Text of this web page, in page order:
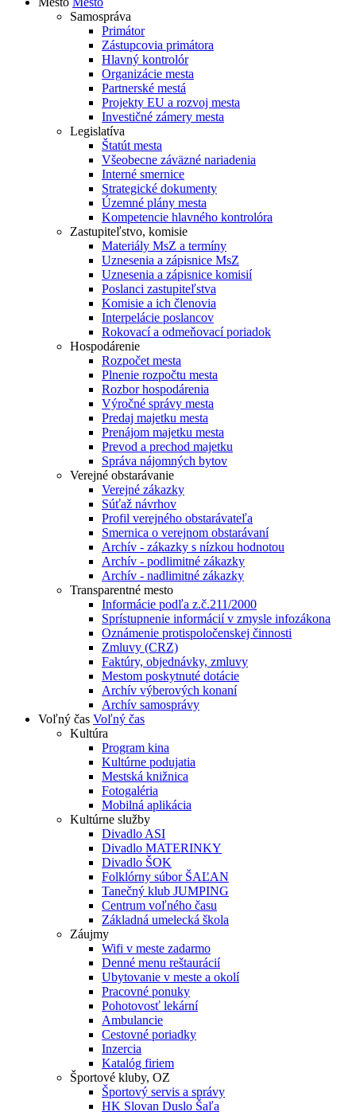
Samospráva
Primátor
Zástupcovia primátora
Hlavný kontrolór
Organizácie mesta
Partnerské mestá
Projekty EU a rozvoj mesta
Investičné zámery mesta
Legislatíva
Štatút mesta
Všeobecne záväzné nariadenia
Interné smernice
Strategické dokumenty
Územné plány mesta
Kompetencie hlavného kontrolóra
Zastupiteľstvo, komisie
Materiály MsZ a termíny
Uznesenia a zápisnice MsZ
Uznesenia a zápisnice komisií
Poslanci zastupiteľstva
Komisie a ich členovia
Interpelácie poslancov
Rokovací a odmeňovací poriadok
Hospodárenie
Rozpočet mesta
Plnenie rozpočtu mesta
Rozbor hospodárenia
Výročné správy mesta
Predaj majetku mesta
Prenájom majetku mesta
Prevod a prechod majetku
Správa nájomných bytov
Verejné obstarávanie
Verejné zákazky
Súťaž návrhov
Profil verejného obstarávateľa
Smernica o verejnom obstarávaní
Archív - zákazky s nízkou hodnotou
Archív - podlimitné zákazky
Archív - nadlimitné zákazky
Transparentné mesto
Informácie podľa z.č.211/2000
Sprístupnenie informácií v zmysle infozákona
Oznámenie protispoločenskej činnosti
Zmluvy (CRZ)
Faktúry, objednávky, zmluvy
Mestom poskytnuté dotácie
Archív výberových konaní
Archív samosprávy
Voľný čas Voľný čas
Kultúra
Program kina
Kultúrne podujatia
Mestská knižnica
Fotogaléria
Mobilná aplikácia
Kultúrne služby
Divadlo ASI
Divadlo MATERINKY
Divadlo ŠOK
Folklórny súbor ŠAĽAN
Tanečný klub JUMPING
Centrum voľného času
Základná umelecká škola
Záujmy
Wifi v meste zadarmo
Denné menu reštaurácií
Ubytovanie v meste a okolí
Pracovné ponuky
Pohotovosť lekární
Ambulancie
Cestovné poriadky
Inzercia
Katalóg firiem
Športové kluby, OZ
Športový servis a správy
HK Slovan Duslo Šaľa